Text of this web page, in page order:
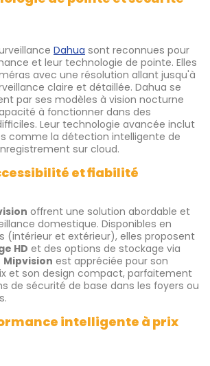
Dahua sont reconnues pour
et leur technologie de pointe. Elles
avec une résolution allant jusqu'à
claire et détaillée. Dahua se
par ses modèles à vision nocturne
à fonctionner dans des
Leur technologie avancée inclut
comme la détection intelligente de
sur cloud.
et fiabilité
offrent une solution abordable et
domestique. Disponibles en
(intérieur et extérieur), elles proposent
HD et des options de stockage via
Mipvision est appréciée pour son
et son design compact, parfaitement
de sécurité de base dans les foyers ou
intelligente à prix